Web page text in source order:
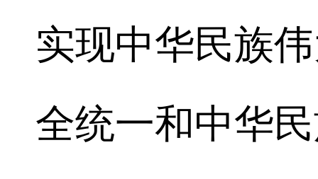
实现中华民族
全统一和中华